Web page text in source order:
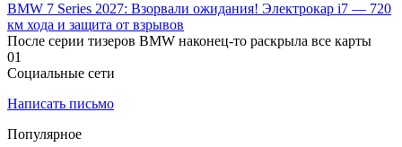
BMW 7 Series 2027: Взорвали ожидания! Электрокар i7 — 720
км хода и защита от взрывов
После серии тизеров BMW наконец-то раскрыла все карты
01
Социальные сети
Написать письмо
Популярное